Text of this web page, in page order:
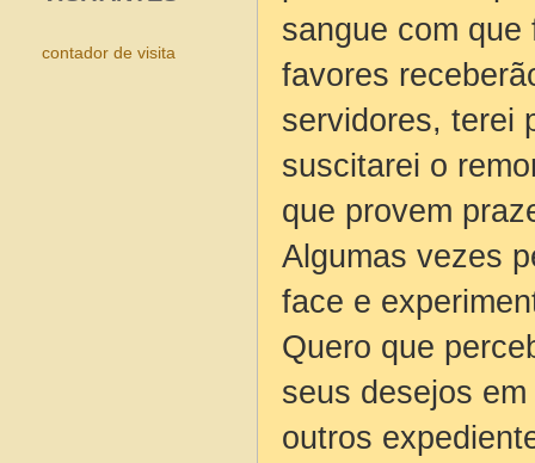
sangue com
favores
servidores, terei
suscitarei o
que provem
Algumas vezes
face e
Quero que
seus desejos
outros
contador de visita